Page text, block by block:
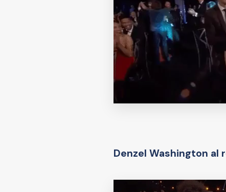
Denzel Washington al